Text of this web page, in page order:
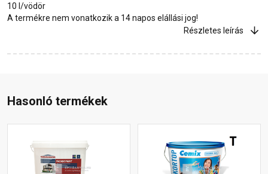
10 l/vödör
A termékre nem vonatkozik a 14 napos elállási jog!
Részletes leírás
Hasonló termékek